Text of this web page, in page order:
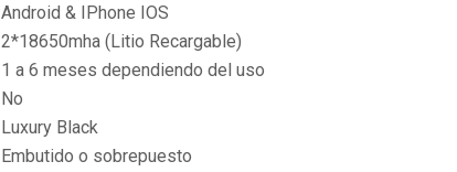
Android & IPhone IOS
2*18650mha (Litio Recargable)
1 a 6 meses dependiendo del uso
No
Luxury Black
Embutido o sobrepuesto